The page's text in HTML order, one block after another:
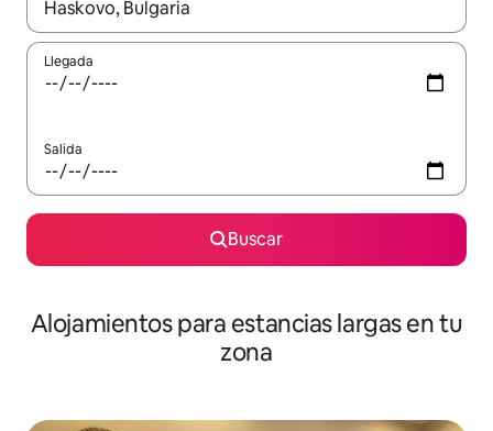
Cuando los resultados estén disponibles, podrás navegar
Llegada
Salida
Buscar
Alojamientos para estancias largas en tu
zona